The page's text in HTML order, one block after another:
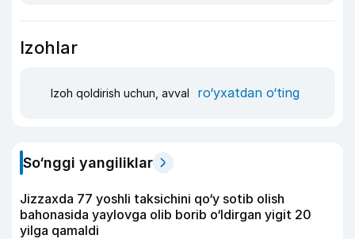
Izohlar
Izoh qoldirish uchun, avval ro‘yxatdan o‘ting
So‘nggi yangiliklar
Jizzaxda 77 yoshli taksichini qo‘y sotib olish
bahonasida yaylovga olib borib o‘ldirgan yigit 20
yilga qamaldi